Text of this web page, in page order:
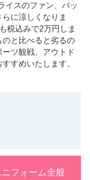
イスのファン、バッ
に涼しくなりま
税込みで2万円しま
と比べると劣るの
ツ観戦、アウトド
すめいたします。
フォーム全般